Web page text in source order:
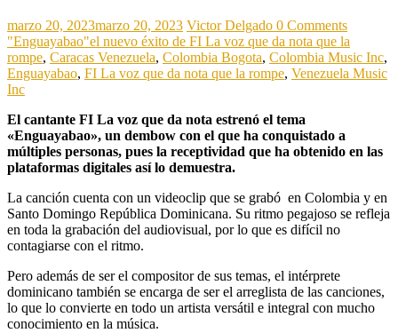
marzo 20, 2023marzo 20, 2023 Victor Delgado 0 Comments
"Enguayabao"el nuevo éxito de FI La voz que da nota que la
rompe, Caracas Venezuela, Colombia Bogota, Colombia Music Inc,
Enguayabao, FI La voz que da nota que la rompe, Venezuela Music
Inc
El cantante FI La voz que da nota estrenó el tema
«Enguayabao», un dembow con el que ha conquistado a
múltiples personas, pues la receptividad que ha obtenido en las
plataformas digitales así lo demuestra.
La canción cuenta con un videoclip que se grabó en Colombia y en
Santo Domingo República Dominicana. Su ritmo pegajoso se refleja
en toda la grabación del audiovisual, por lo que es difícil no
contagiarse con el ritmo.
Pero además de ser el compositor de sus temas, el intérprete
dominicano también se encarga de ser el arreglista de las canciones,
lo que lo convierte en todo un artista versátil e integral con mucho
conocimiento en la música.